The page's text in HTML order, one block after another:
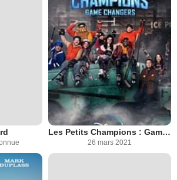
Les Petits Champions : Game Changers
26 mars 2021